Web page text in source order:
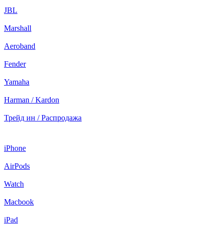
JBL
Marshall
Aeroband
Fender
Yamaha
Harman / Kardon
Трейд ин / Распродажа
iPhone
AirPods
Watch
Macbook
iPad